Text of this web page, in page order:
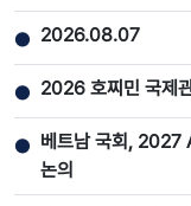
● 2026.08.07
● 2026 호찌민 국제
● 베트남 국회, 2027
논의